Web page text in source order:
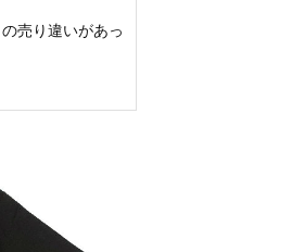
売り違いがあっ